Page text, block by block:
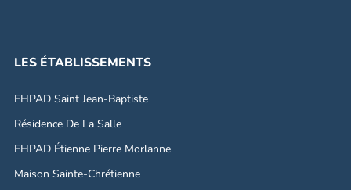
LES ÉTABLISSEMENTS
EHPAD Saint Jean-Baptiste
Résidence De La Salle
EHPAD Étienne Pierre Morlanne
Maison Sainte-Chrétienne